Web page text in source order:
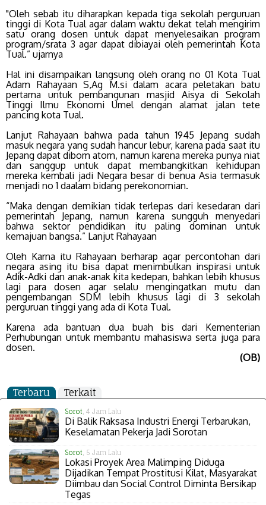
"Oleh sebab itu diharapkan kepada tiga sekolah perguruan
tinggi di Kota Tual agar dalam waktu dekat telah mengirim
satu orang dosen untuk dapat menyelesaikan program
program/srata 3 agar dapat dibiayai oleh pemerintah Kota
Tual.” ujarnya
Hal ini disampaikan langsung oleh orang no 01 Kota Tual
Adam Rahayaan S,Ag M.si dalam acara peletakan batu
pertama untuk pembangunan masjid Aisya di Sekolah
Tinggi Ilmu Ekonomi Umel dengan alamat jalan tete
pancing kota Tual.
Lanjut Rahayaan bahwa pada tahun 1945 Jepang sudah
masuk negara yang sudah hancur lebur, karena pada saat itu
Jepang dapat dibom atom, namun karena mereka punya niat
dan sanggup untuk dapat membangkitkan kehidupan
mereka kembali jadi Negara besar di benua Asia termasuk
menjadi no 1 daalam bidang perekonomian.
“Maka dengan demikian tidak terlepas dari kesedaran dari
pemerintah Jepang, namun karena sungguh menyedari
bahwa sektor pendidikan itu paling dominan untuk
kemajuan bangsa.” Lanjut Rahayaan
Oleh Karna itu Rahayaan berharap agar percontohan dari
negara asing itu bisa dapat menimbulkan inspirasi untuk
Adik-Adki dan anak-anak kita kedepan, bahkan lebih khusus
lagi para dosen agar selalu mengingatkan mutu dan
pengembangan SDM lebih khusus lagi di 3 sekolah
perguruan tinggi yang ada di Kota Tual.
Karena ada bantuan dua buah bis dari Kementerian
Perhubungan untuk membantu mahasiswa serta juga para
dosen.
(OB)
Terbaru Terkait
Sorot, 4 Jam Lalu
Di Balik Raksasa Industri Energi Terbarukan,
Keselamatan Pekerja Jadi Sorotan
Sorot, 5 Jam Lalu
Lokasi Proyek Area Malimping Diduga
Dijadikan Tempat Prostitusi Kilat, Masyarakat
Diimbau dan Social Control Diminta Bersikap
Tegas